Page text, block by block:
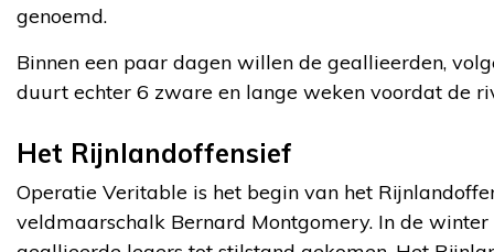
genoemd.
Binnen een paar dagen willen de geallieerden,
duurt echter 6 zware en lange weken voordat de
Het Rijnlandoffensief
Operatie Veritable is het begin van het
veldmaarschalk Bernard Montgomery. In de